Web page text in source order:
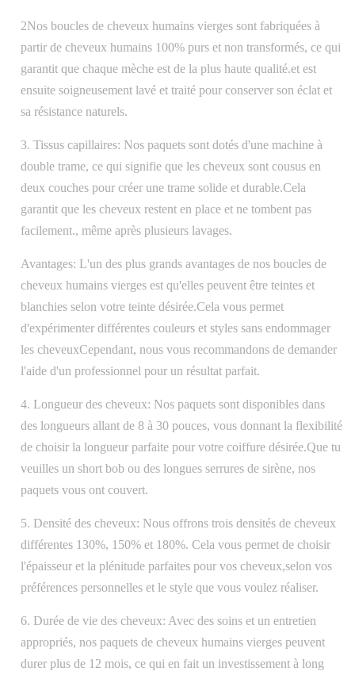
2Nos boucles de cheveux humains vierges sont fabriquées à
partir de cheveux humains 100% purs et non transformés, ce qui
garantit que chaque mèche est de la plus haute qualité.et est
ensuite soigneusement lavé et traité pour conserver son éclat et
sa résistance naturels.
3. Tissus capillaires: Nos paquets sont dotés d'une machine à
double trame, ce qui signifie que les cheveux sont cousus en
deux couches pour créer une trame solide et durable.Cela
garantit que les cheveux restent en place et ne tombent pas
facilement., même après plusieurs lavages.
Avantages: L'un des plus grands avantages de nos boucles de
cheveux humains vierges est qu'elles peuvent être teintes et
blanchies selon votre teinte désirée.Cela vous permet
d'expérimenter différentes couleurs et styles sans endommager
les cheveuxCependant, nous vous recommandons de demander
l'aide d'un professionnel pour un résultat parfait.
4. Longueur des cheveux: Nos paquets sont disponibles dans
des longueurs allant de 8 à 30 pouces, vous donnant la flexibilité
de choisir la longueur parfaite pour votre coiffure désirée.Que tu
veuilles un short bob ou des longues serrures de sirène, nos
paquets vous ont couvert.
5. Densité des cheveux: Nous offrons trois densités de cheveux
différentes 130%, 150% et 180%. Cela vous permet de choisir
l'épaisseur et la plénitude parfaites pour vos cheveux,selon vos
préférences personnelles et le style que vous voulez réaliser.
6. Durée de vie des cheveux: Avec des soins et un entretien
appropriés, nos paquets de cheveux humains vierges peuvent
durer plus de 12 mois, ce qui en fait un investissement à long